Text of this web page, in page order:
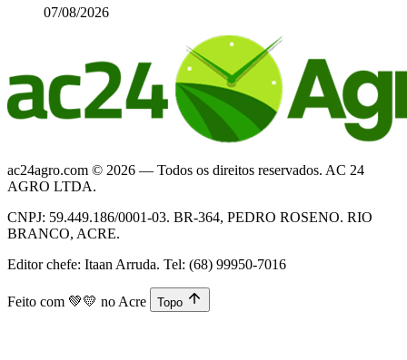
07/08/2026
ac24agro.com © 2026 — Todos os direitos reservados. AC 24
AGRO LTDA.
CNPJ: 59.449.186/0001-03. BR-364, PEDRO ROSENO. RIO
BRANCO, ACRE.
Editor chefe: Itaan Arruda. Tel: (68) 99950-7016
Feito com 💚💛 no Acre Topo